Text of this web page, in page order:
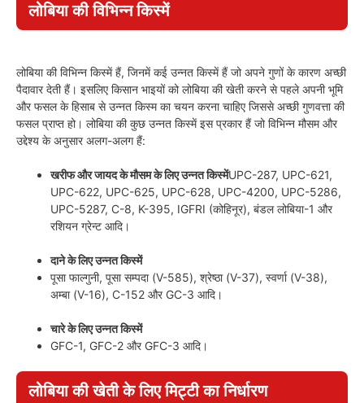
लोबिया की विभिन्न किस्में
लोबिया की विभिन्न किस्में हैं, जिनमें कई उन्नत किस्में हैं जो अपने गुणों के कारण अच्छी
पैदावार देती हैं। इसलिए किसान भाइयों को लोबिया की खेती करने से पहले अपनी भूमि
और फसल के हिसाब से उन्नत किस्म का चयन करना चाहिए जिससे अच्छी गुणवत्ता की
फसल प्राप्त हो। लोबिया की कुछ उन्नत किस्में इस प्रकार हैं जो विभिन्न मौसम और
उद्देश्य के अनुसार अलग-अलग हैं:
खरीफ और जायद के मौसम के लिए उन्नत किस्मेंUPC-287, UPC-621,
UPC-622, UPC-625, UPC-628, UPC-4200, UPC-5286,
UPC-5287, C-8, K-395, IGFRI (कोहिनूर), बंडल लोबिया-1 और
रशियन ग्रेन्ट आदि।
दाने के लिए उन्नत किस्में
पूसा फाल्गुनी, पूसा सम्पदा (V-585), श्रेष्ठा (V-37), स्वर्णा (V-38),
अम्बा (V-16), C-152 और GC-3 आदि।
चारे के लिए उन्नत किस्में
GFC-1, GFC-2 और GFC-3 आदि।
लोबिया की खेती के लिए मिट्टी का निर्धारण